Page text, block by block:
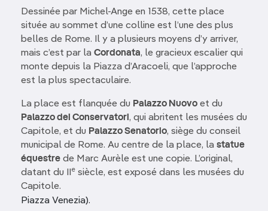
Dessinée par Michel-Ange en 1538, cette place
située au sommet d’une colline est l’une des plus
belles de Rome. Il y a plusieurs moyens d’y arriver,
mais c’est par la Cordonata, le gracieux escalier qui
monte depuis la Piazza d’Aracoeli, que l’approche
est la plus spectaculaire.
La place est flanquée du Palazzo Nuovo et du
Palazzo dei Conservatori , qui abritent les musées du
Capitole, et du Palazzo Senatorio, siège du conseil
municipal de Rome. Au centre de la place, la statue
équestre de Marc Aurèle est une copie. L’original,
datant du II
e siècle, est exposé dans les musées du
Capitole.
Piazza Venezia).